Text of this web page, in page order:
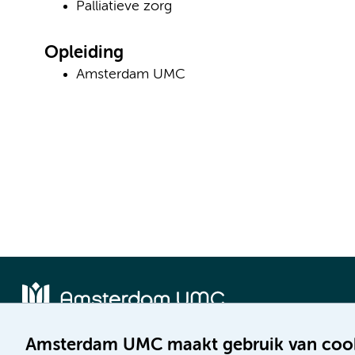
Palliatieve zorg
Opleiding
Amsterdam UMC
Amsterdam UMC maakt gebruik van